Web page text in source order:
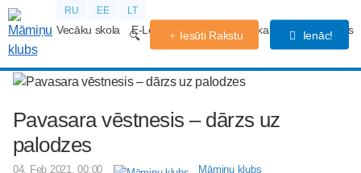
RU EE LT
Vecāku skola E-Lekcijas Grūtniecības kalendārs Forums
Iesūti Rakstu Ienāc!
Pavasara vēstnesis – dārzs uz
palodzes
04. Feb 2021, 00:00 Māmiņu klubs